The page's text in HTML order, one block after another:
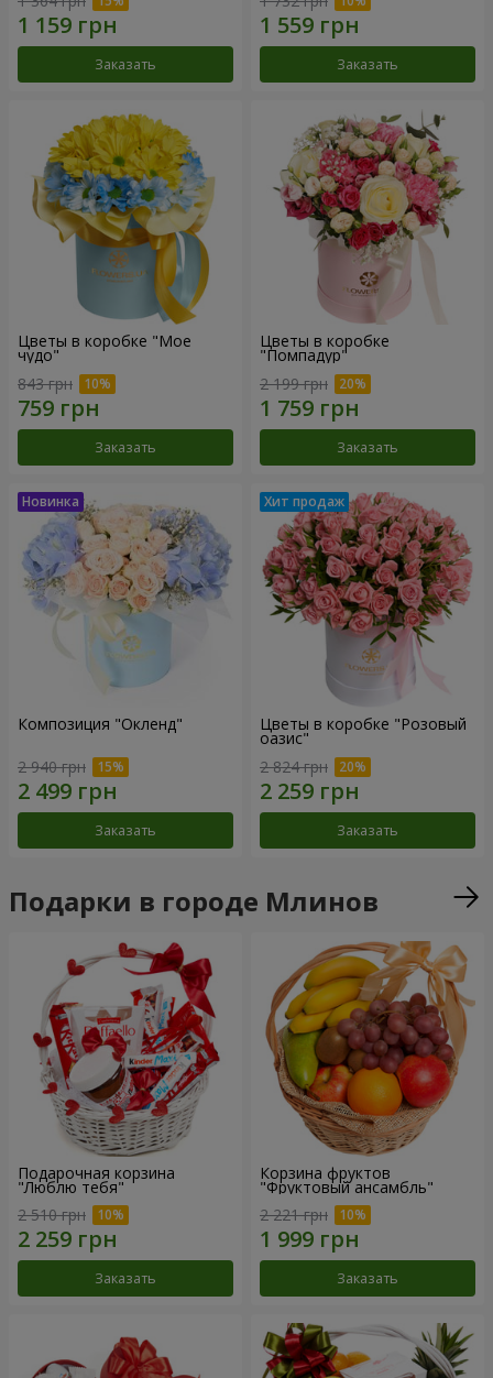
Заказать Заказать
Цветы в коробке "Мое
чудо"
843 грн
Заказать
Цветы в коробке
"Помпадур"
2 199 грн
Заказать
Композиция "Окленд"
2 940 грн
Заказать
Цветы в коробке "Розовый
оазис"
2 824 грн
Заказать
Подарки в городе Млинов
Подарочная корзина
"Люблю тебя"
2 510 грн
Заказать
Корзина фруктов
"Фруктовый ансамбль"
2 221 грн
Заказать